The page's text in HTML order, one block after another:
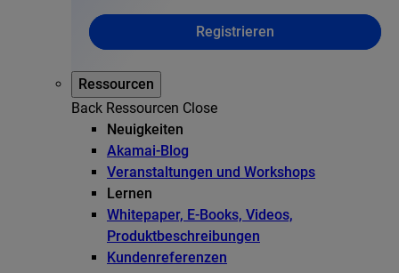
Registrieren
Ressourcen
Back Ressourcen Close
Neuigkeiten
Akamai-Blog
Veranstaltungen und Workshops
Lernen
Whitepaper, E-Books, Videos,
Produktbeschreibungen
Kundenreferenzen